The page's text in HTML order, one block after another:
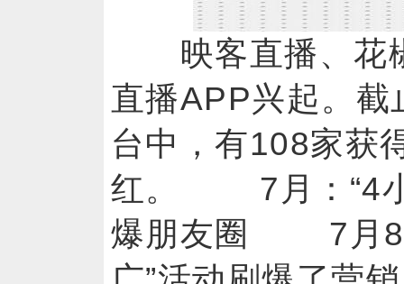
映客直播、花
直播APP兴起。
台中，有108家获
红。 7月：“4小
爆朋友圈 7月8